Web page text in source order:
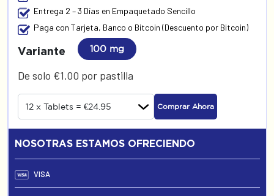
Entrega 2 – 3 Días en Empaquetado Sencillo
Paga con Tarjeta, Banco o Bitcoin (Descuento por Bitcoin)
Variante 100 mg
De solo €1.00 por pastilla
Comprar Ahora
NOSOTRAS ESTAMOS OFRECIENDO
VISA